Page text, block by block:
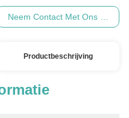
Neem Contact Met Ons Op
Productbeschrijving